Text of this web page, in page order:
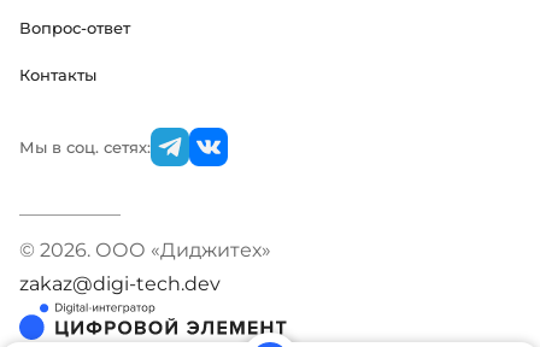
Вопрос-ответ
Контакты
Мы в соц. сетях:
© 2026. ООО «Диджитех»
zakaz@digi-tech.dev